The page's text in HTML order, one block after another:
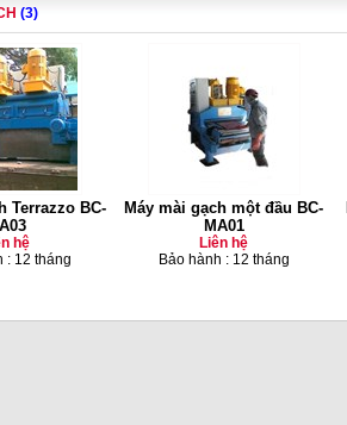
(3)
Terrazzo BC-
hệ
: 12 tháng
Máy mài gạch một đầu BC-
MA01
Liên hệ
Bảo hành : 12 tháng